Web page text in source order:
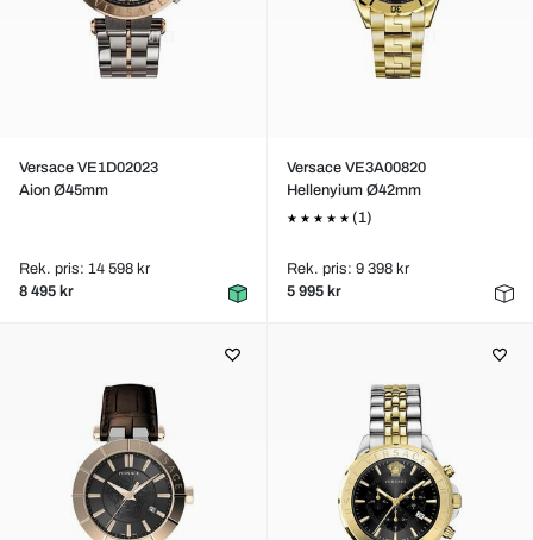
Versace VE1D02023
Aion Ø45mm
Rek. pris: 14 598 kr
8 495 kr
Versace VE3A00820
Hellenyium Ø42mm
(1)
Rek. pris: 9 398 kr
5 995 kr